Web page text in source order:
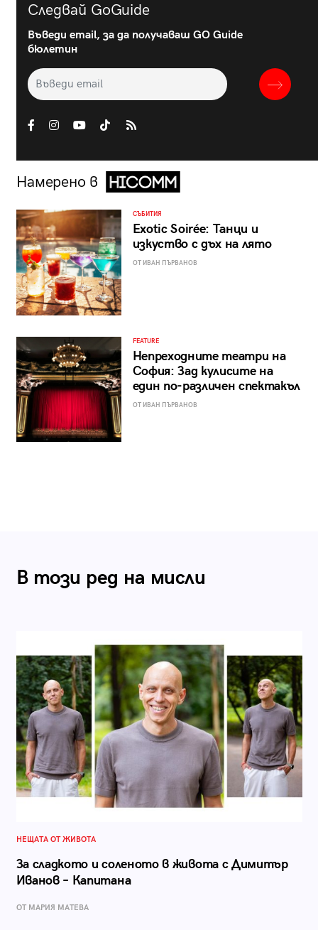
Следвай GoGuide
Въведи email, за да получаваш GO Guide
бюлетин
Намерено в
СЪБИТИЯ
Exotic Soirée: Танци и
изкуство с дъх на лято
ОТ ИВАН ПЪРВАНОВ
FEATURE
Непреходните театри на
София: Зад кулисите на
един по-различен спектакъл
ОТ ИВАН ПЪРВАНОВ
В този ред на мисли
НЕЩАТА ОТ ЖИВОТА
За сладкото и соленото в живота с Димитър
Иванов – Капитана
ОТ МАРИЯ МАТЕВА